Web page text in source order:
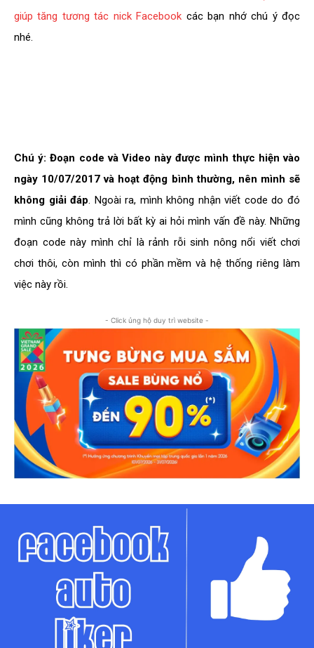
giúp tăng tương tác nick Facebook các bạn nhớ chú ý đọc
nhé.
Chú ý: Đoạn code và Video này được mình thực hiện vào
ngày 10/07/2017 và hoạt động bình thường, nên mình sẽ
không giải đáp. Ngoài ra, mình không nhận viết code do đó
mình cũng không trả lời bất kỳ ai hỏi mình vấn đề này. Những
đoạn code này mình chỉ là rảnh rỗi sinh nông nổi viết chơi
chơi thôi, còn mình thì có phần mềm và hệ thống riêng làm
việc này rồi.
- Click ủng hộ duy trì website -